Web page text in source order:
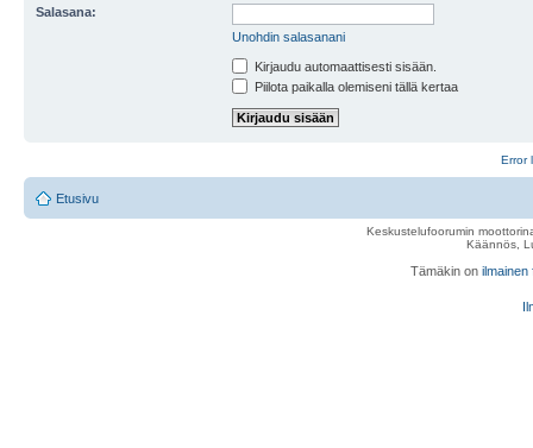
Salasana:
Unohdin salasanani
Kirjaudu automaattisesti sisään.
Piilota paikalla olemiseni tällä kertaa
Error
Etusivu
Keskustelufoorumin
Käännös,
Tämäkin on ilmainen